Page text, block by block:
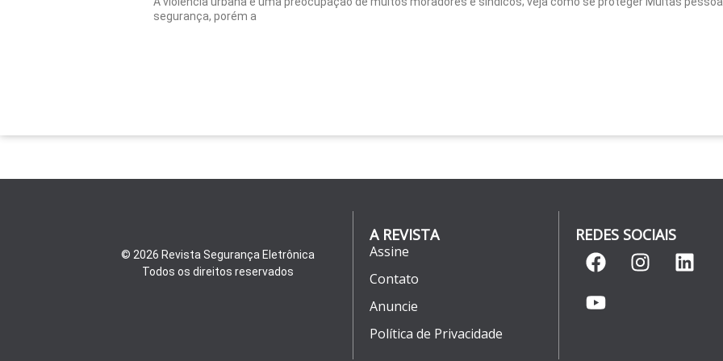
segurança, porém a
© 2026 Revista Segurança Eletrônica
Todos os direitos reservados
A REVISTA
Assine
Contato
Anuncie
Política de Privacidade
REDES SOCIAIS